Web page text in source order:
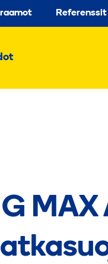
Referenssit